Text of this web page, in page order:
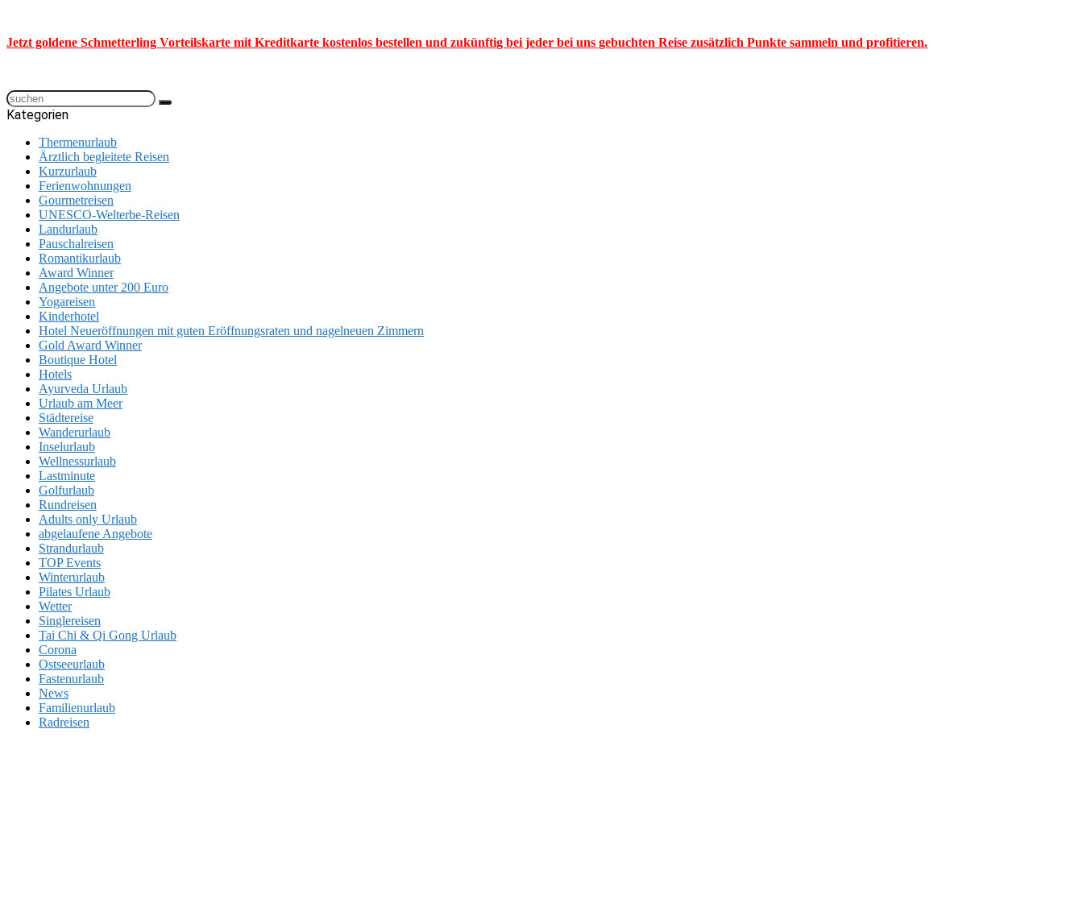
Jetzt goldene Schmetterling Vorteilskarte mit Kreditkarte kostenlos bestellen und zukünftig bei jeder bei uns gebuchten Reise zusätzlich Punkte sammeln und profitieren.
Kategorien
Thermenurlaub
Ärztlich begleitete Reisen
Kurzurlaub
Ferienwohnungen
Gourmetreisen
UNESCO-Welterbe-Reisen
Landurlaub
Pauschalreisen
Romantikurlaub
Award Winner
Angebote unter 200 Euro
Yogareisen
Kinderhotel
Hotel Neueröffnungen mit guten Eröffnungsraten und nagelneuen Zimmern
Gold Award Winner
Boutique Hotel
Hotels
Ayurveda Urlaub
Urlaub am Meer
Städtereise
Wanderurlaub
Inselurlaub
Wellnessurlaub
Lastminute
Golfurlaub
Rundreisen
Adults only Urlaub
abgelaufene Angebote
Strandurlaub
TOP Events
Winterurlaub
Pilates Urlaub
Wetter
Singlereisen
Tai Chi & Qi Gong Urlaub
Corona
Ostseeurlaub
Fastenurlaub
News
Familienurlaub
Radreisen